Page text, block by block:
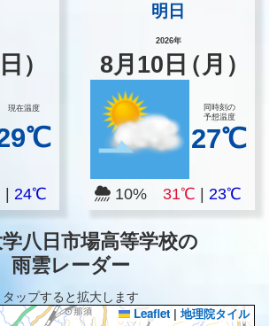
）
現在温度
24℃
明日
2026年
8月 10 日（月）
同時刻の
予想温度
27℃
10%31℃ |23℃
八日市場高等学校の
雨雲レーダー
タップすると拡大します
Leaflet | 地理院タイル